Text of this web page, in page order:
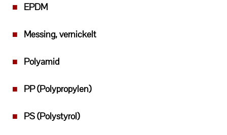
■ EPDM
■ Messing, vernickelt
■ Polyamid
■ PP (Polypropylen)
■ PS (Polystyrol)